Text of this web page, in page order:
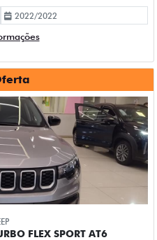
2022/2022
FLEX SPORT AT6